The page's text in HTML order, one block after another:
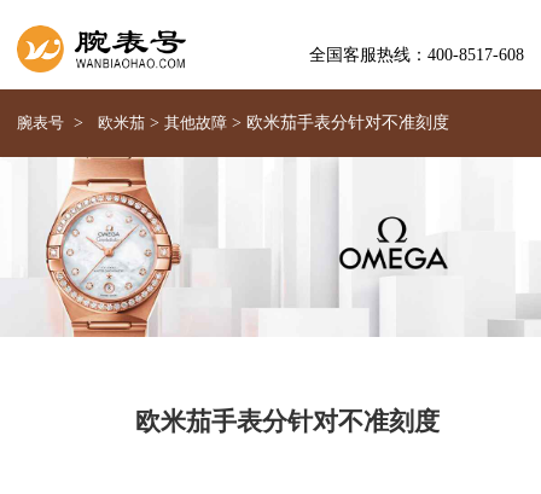
全国客服热线：400-8517-608
腕表号 > 欧米茄 > 其他故障 > 欧米茄手表分针对不准刻度
欧米茄手表分针对不准刻度